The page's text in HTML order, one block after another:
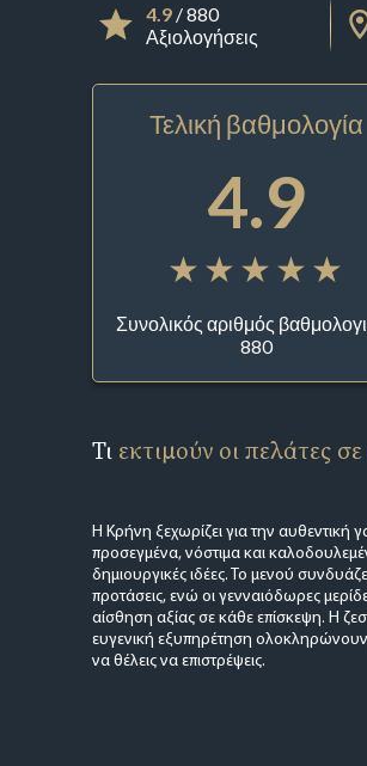
4.9/ 880
Αξιολογήσεις
Τελική βαθμολογία
4.9
Συνολικός αριθμός
880
Τι εκτιμούν οι πελάτες
Η Κρήνη ξεχωρίζει για την αυθεντική
προσεγμένα, νόστιμα και
δημιουργικές ιδέες. Το μενού
προτάσεις, ενώ οι γενναιόδωρες
αίσθηση αξίας σε κάθε επίσκεψη. Η
ευγενική εξυπηρέτηση ολοκληρώνουν
να θέλεις να επιστρέψεις.